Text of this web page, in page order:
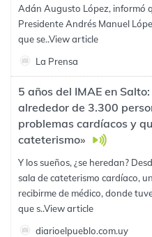
Adán Augusto López, informó
Presidente Andrés Manuel
que se..View article
La Prensa
5 años del IMAE en
alrededor de 3.300
problemas cardíacos y
cateterismo»
Y los sueños, ¿se heredan?
sala de cateterismo cardíaco,
recibirme de médico, donde
que s..View article
diarioelpueblo.com.uy